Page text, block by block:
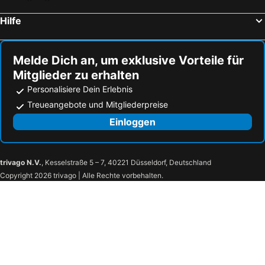
Nervi
Monte Baldo - Malcesine
Viserbella
Flughafen Bologna
Diana
Seepromenade
Hafen von Venedig
Altstadt von Garda
BolognaFiere
Marina di Cecina
Lago di Suviana
Terme di Porretta
Centro Storico di Porretta
Chiapporato
Lago di Brasimone
Scola
Rocchetta Mattei
Cascate del Dardagna
Hilfe
Melde Dich an, um exklusive Vorteile für
Mitglieder zu erhalten
Personalisiere Dein Erlebnis
Treueangebote und Mitgliederpreise
Einloggen
trivago N.V., Kesselstraße 5 – 7, 40221 Düsseldorf, Deutschland
Copyright 2026 trivago | Alle Rechte vorbehalten.